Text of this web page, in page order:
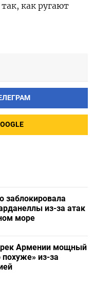
как ругают
заблокировала
из-за атак
море
Армении мощный
похуже» из-за